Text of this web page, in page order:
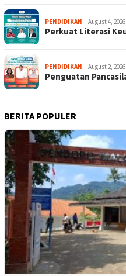
PENDIDIKAN August 4, 2026
Perkuat Literasi
PENDIDIKAN August 2, 2026
Penguatan
BERITA POPULER